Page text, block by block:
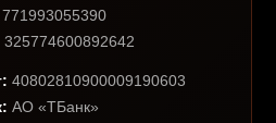
771993055390
325774600892642
40802810900009190603
АО «ТБанк»